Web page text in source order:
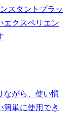
スタントプラッ
エクスペリエン
ながら、使い慣
簡単に使用でき